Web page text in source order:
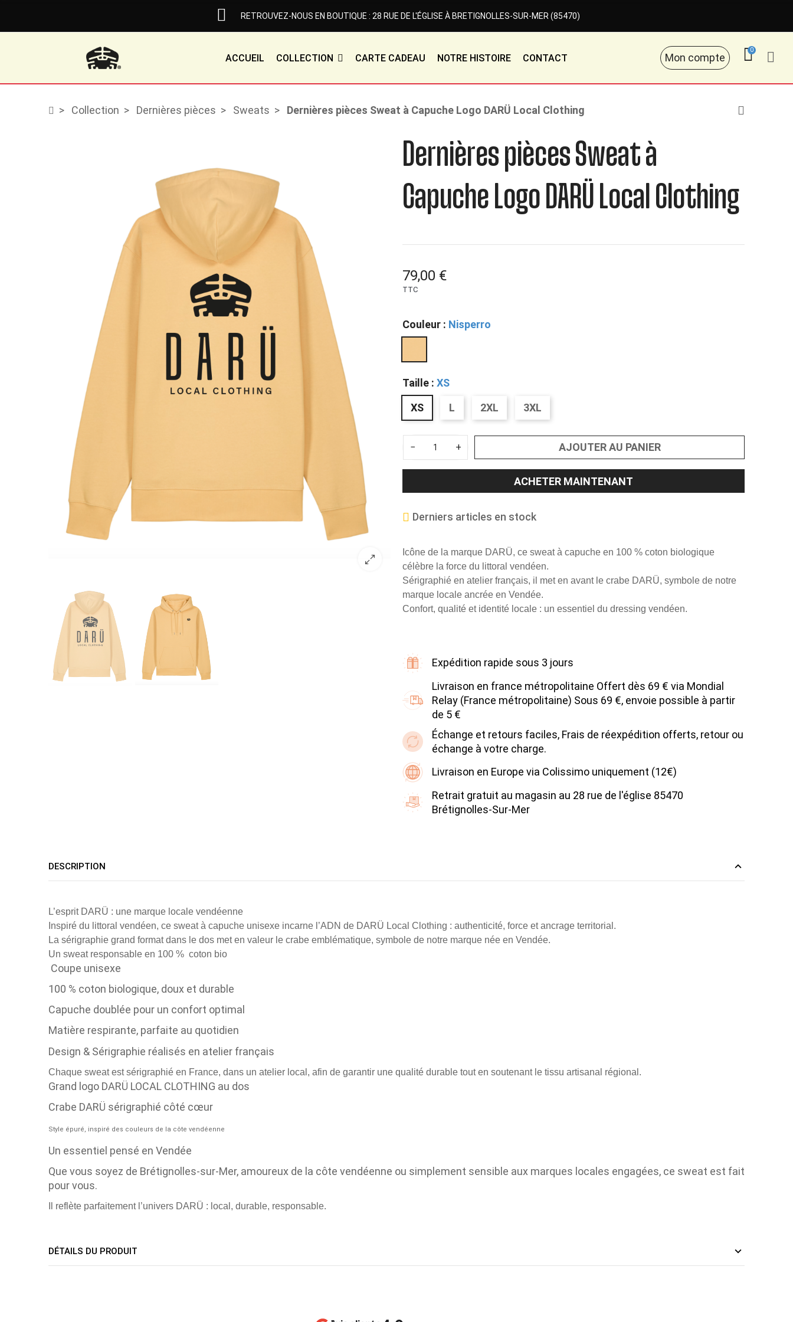
RETROUVEZ-NOUS EN BOUTIQUE : 28 RUE DE L'ÉGLISE À BRETIGNOLLES-SUR-MER (85470)
ACCUEIL COLLECTION CARTE CADEAU NOTRE HISTOIRE CONTACT Mon compte
0
Collection Dernières pièces Sweats Dernières pièces Sweat à Capuche Logo DARÜ Local Clothing
Dernières pièces Sweat à
Capuche Logo DARÜ Local Clothing
Icône de la marque DARÜ, ce sweat à capuche en 100 % coton biologique
célèbre la force du littoral vendéen.
Sérigraphié en atelier français, il met en avant le crabe DARÜ, symbole de notre
marque locale ancrée en Vendée.
Confort, qualité et identité locale : un essentiel du dressing vendéen.
79,00 €
TTC
Couleur : Nisperro
Taille : XS
XS
L 2XL 3XL
− + AJOUTER AU PANIER
ACHETER MAINTENANT
Derniers articles en stock
Expédition rapide sous 3 jours
Livraison en france métropolitaine Offert dès 69 € via Mondial
Relay (France métropolitaine) Sous 69 €, envoie possible à partir
de 5 €
Échange et retours faciles, Frais de réexpédition offerts, retour ou
échange à votre charge.
Livraison en Europe via Colissimo uniquement (12€)
Retrait gratuit au magasin au 28 rue de l'église 85470
Brétignolles-Sur-Mer
DESCRIPTION
L’esprit DARÜ : une marque locale vendéenne
Inspiré du littoral vendéen, ce sweat à capuche unisexe incarne l’ADN de DARÜ Local Clothing : authenticité, force et ancrage territorial.
La sérigraphie grand format dans le dos met en valeur le crabe emblématique, symbole de notre marque née en Vendée.
Un sweat responsable en 100 % coton bio
Coupe unisexe
100 % coton biologique, doux et durable
Capuche doublée pour un confort optimal
Matière respirante, parfaite au quotidien
Design & Sérigraphie réalisés en atelier français
Chaque sweat est sérigraphié en France, dans un atelier local, afin de garantir une qualité durable tout en soutenant le tissu artisanal régional.
Grand logo DARÜ LOCAL CLOTHING au dos
Crabe DARÜ sérigraphié côté cœur
Style épuré, inspiré des couleurs de la côte vendéenne
Un essentiel pensé en Vendée
Que vous soyez de Brétignolles-sur-Mer, amoureux de la côte vendéenne ou simplement sensible aux marques locales engagées, ce sweat est fait
pour vous.
Il reflète parfaitement l’univers DARÜ : local, durable, responsable.
DÉTAILS DU PRODUIT